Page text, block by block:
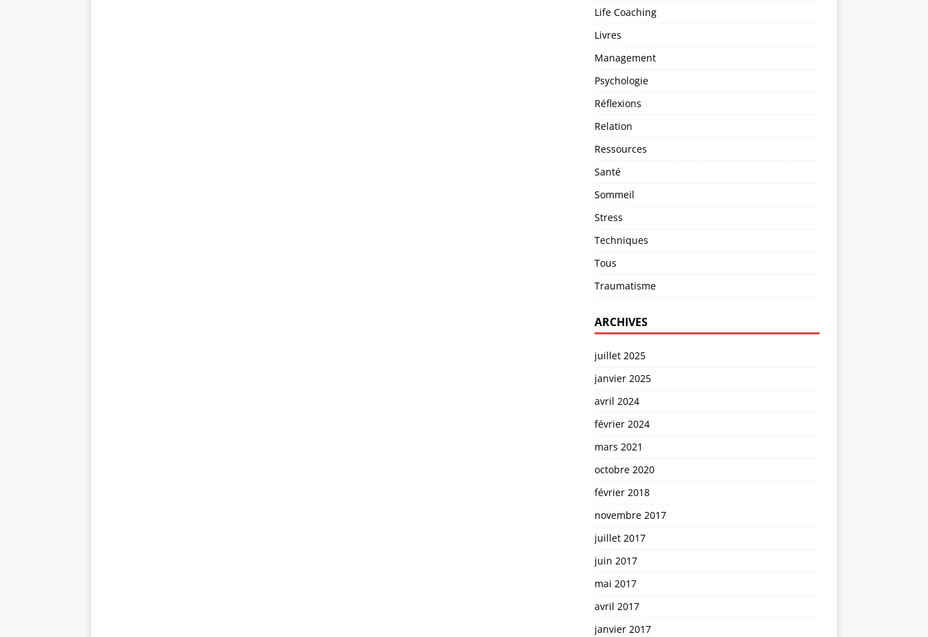
Life Coaching
Livres
Management
Psychologie
Réflexions
Relation
Ressources
Santé
Sommeil
Stress
Techniques
Tous
Traumatisme
ARCHIVES
juillet 2025
janvier 2025
avril 2024
février 2024
mars 2021
octobre 2020
février 2018
novembre 2017
juillet 2017
juin 2017
mai 2017
avril 2017
janvier 2017